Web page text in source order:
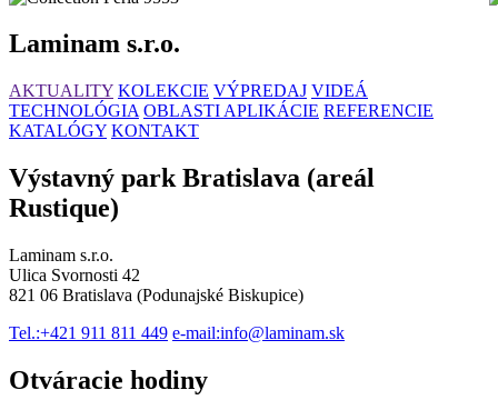
Laminam s.r.o.
AKTUALITY KOLEKCIE VÝPREDAJ VIDEÁ
TECHNOLÓGIA OBLASTI APLIKÁCIE REFERENCIE
KATALÓGY KONTAKT
Výstavný park Bratislava (areál
Rustique)
Laminam s.r.o.
Ulica Svornosti 42
821 06 Bratislava (Podunajské Biskupice)
Tel.:+421 911 811 449 e-mail:info@laminam.sk
Otváracie hodiny